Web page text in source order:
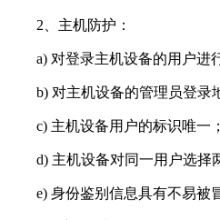
2、主机防护：
a) 对登录主机设备的用户进行
b) 对主机设备的管理员登录
c) 主机设备用户的标识唯一；
d) 主机设备对同一用户选择两
e) 身份鉴别信息具有不易被冒